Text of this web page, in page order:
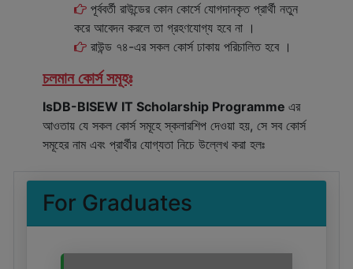
পূর্ববর্তী রাউন্ডের কোন কোর্সে যোগদানকৃত প্রার্থী নতুন
করে আবেদন করলে তা গ্রহণযোগ্য হবে না ।
রাউন্ড ৭৪-এর সকল কোর্স ঢাকায় পরিচালিত হবে ।
চলমান কোর্স সমূহঃ
IsDB-BISEW IT Scholarship Programme এর
আওতায় যে সকল কোর্স সমূহে স্কলারশিপ দেওয়া হয়, সে সব কোর্স
সমূহের নাম এবং প্রার্থীর যোগ্যতা নিচে উল্লেখ করা হলঃ
For Graduates